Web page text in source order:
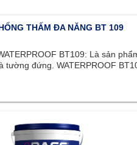
THẤM ĐA NĂNG BT 109
BT109: Là sản
tường đứng. WATERPROOF